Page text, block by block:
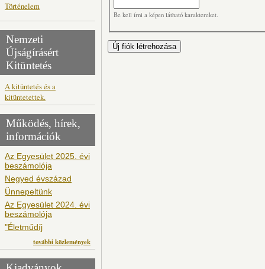
Történelem
Nemzeti
Újságírásért
Kitüntetés
A kitüntetés és a
kitüntetettek.
Működés, hírek,
információk
Az Egyesület 2025. évi
beszámolója
Negyed évszázad
Ünnepeltünk
Az Egyesület 2024. évi
beszámolója
"Életműdíj
további közlemények
Be kell írni a képen látható karaktereket.